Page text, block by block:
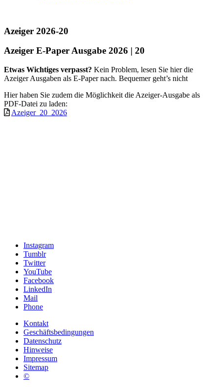
Azeiger 2026-20
Azeiger E-Paper Ausgabe 2026 | 20
Etwas Wichtiges verpasst? Kein Problem, lesen Sie hier die
Azeiger Ausgaben als E-Paper nach. Bequemer geht’s nicht
Hier haben Sie zudem die Möglichkeit die Azeiger-Ausgabe als
PDF-Datei zu laden:
Azeiger_20_2026
Instagram
Tumblr
Twitter
YouTube
Facebook
LinkedIn
Mail
Phone
Kontakt
Geschäftsbedingungen
Datenschutz
Hinweise
Impressum
Sitemap
©